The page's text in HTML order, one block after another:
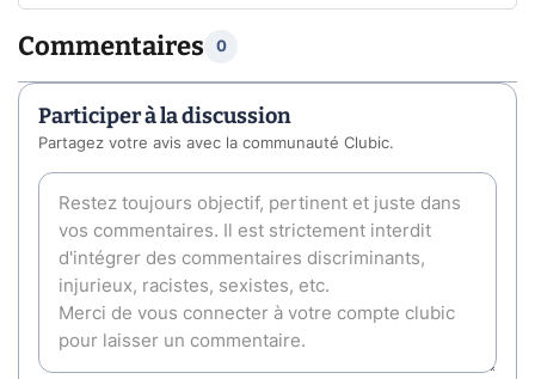
Commentaires 0
Participer à la discussion
Partagez votre avis avec la communauté Clubic.